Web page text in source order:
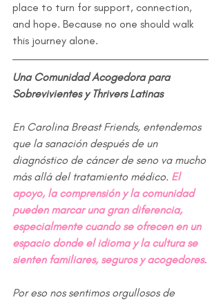
place to turn for support, connection,
and hope. Because no one should walk
this journey alone.
Una Comunidad Acogedora para
Sobrevivientes y Thrivers Latinas
En Carolina Breast Friends, entendemos
que la sanación después de un
diagnóstico de cáncer de seno va mucho
más allá del tratamiento médico. El
apoyo, la comprensión y la comunidad
pueden marcar una gran diferencia,
especialmente cuando se ofrecen en un
espacio donde el idioma y la cultura se
sienten familiares, seguros y acogedores.
Por eso nos sentimos orgullosos de